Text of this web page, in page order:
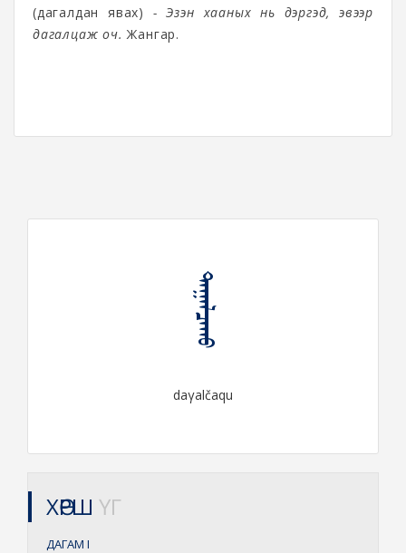
(дагалдан явах) - Эзэн хааных нь дэргэд, эвээр
дагалцаж оч. Жангар.
ᠳᠠᠭᠠᠯᠴᠠᠬᠤ
daγalčaqu
ХӨРШ ҮГ
ДАГАМ I